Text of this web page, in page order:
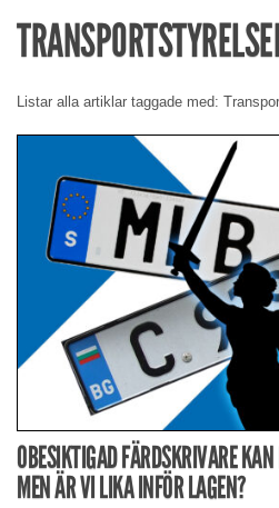
Listar alla artiklar taggade med:
OBESIKTIGAD FÄRDSKRIVARE
MEN ÄR VI LIKA INFÖR LAGEN?